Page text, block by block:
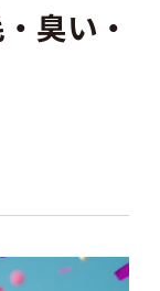
臭い・